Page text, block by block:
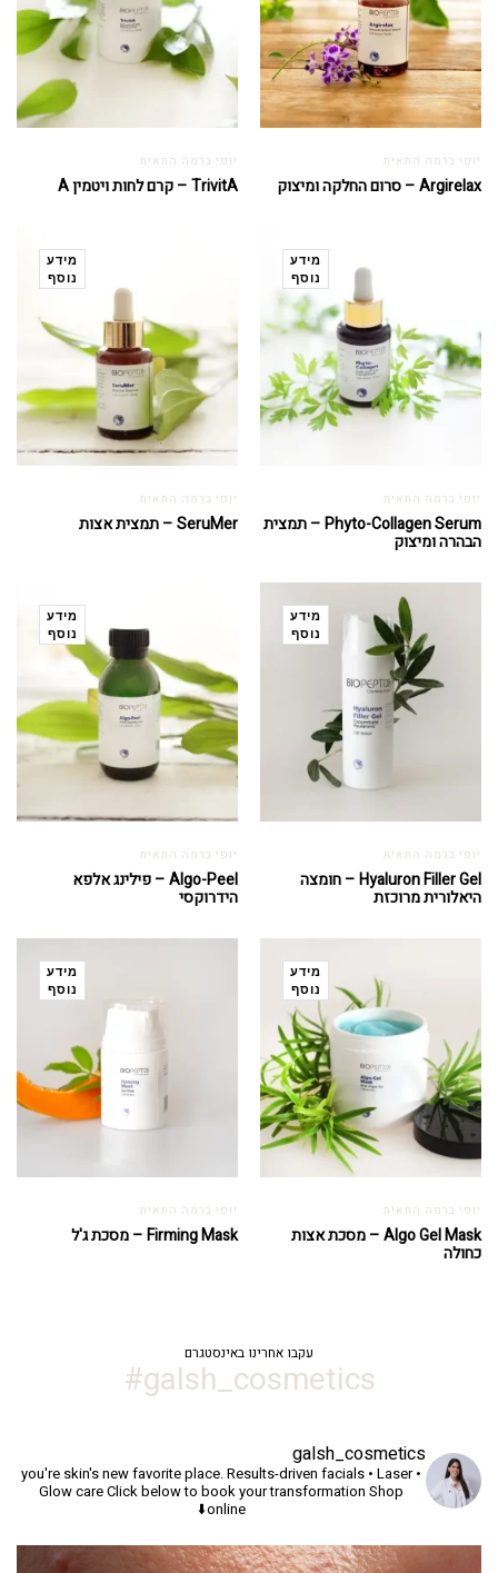
יופי ברמה התאית
Argirelax – סרום החלקה ומיצוק
יופי ברמה התאית
TrivitA – קרם לחות ויטמין A
מידע
נוסף
יופי ברמה התאית
Phyto-Collagen Serum – תמצית
הבהרה ומיצוק
מידע
נוסף
יופי ברמה התאית
SeruMer – תמצית אצות
מידע
נוסף
יופי ברמה התאית
Hyaluron Filler Gel – חומצה
היאלורית מרוכזת
מידע
נוסף
יופי ברמה התאית
Algo-Peel – פילינג אלפא
הידרוקסי
מידע
נוסף
יופי ברמה התאית
Algo Gel Mask – מסכת אצות
כחולה
מידע
נוסף
יופי ברמה התאית
Firming Mask – מסכת ג'ל
עקבו אחרינו באינסטגרם
galsh_cosmetics#
galsh_cosmetics
you're skin's new favorite place.Results-driven facials • Laser •
Glow careClick below to book your transformation Shop
online⬇️